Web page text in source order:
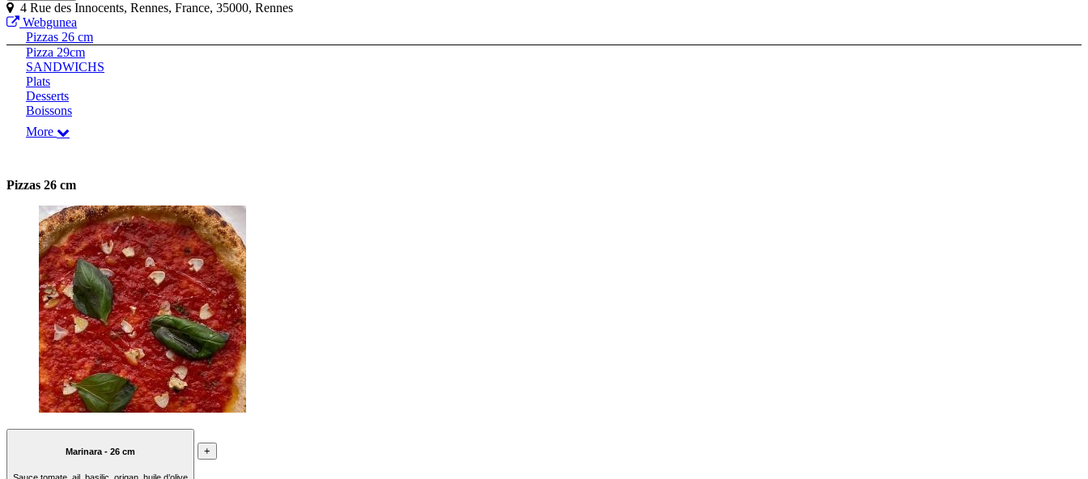
4 Rue des Innocents, Rennes, France, 35000, Rennes
Webgunea
Pizzas 26 cm
Pizza 29cm
SANDWICHS
Plats
Desserts
Boissons
More
Pizzas 26 cm
Marinara - 26 cm +